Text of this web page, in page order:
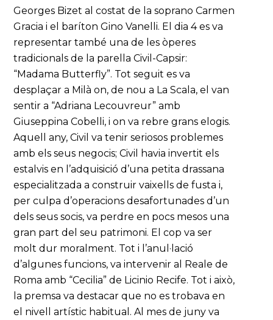
Georges Bizet al costat de la soprano Carmen
Gracia i el baríton Gino Vanelli. El dia 4 es va
representar també una de les òperes
tradicionals de la parella Civil-Capsir:
“Madama Butterfly”. Tot seguit es va
desplaçar a Milà on, de nou a La Scala, el van
sentir a “Adriana Lecouvreur” amb
Giuseppina Cobelli, i on va rebre grans elogis.
Aquell any, Civil va tenir seriosos problemes
amb els seus negocis; Civil havia invertit els
estalvis en l’adquisició d’una petita drassana
especialitzada a construir vaixells de fusta i,
per culpa d’operacions desafortunades d’un
dels seus socis, va perdre en pocs mesos una
gran part del seu patrimoni. El cop va ser
molt dur moralment. Tot i l’anul·lació
d’algunes funcions, va intervenir al Reale de
Roma amb “Cecilia” de Licinio Recife. Tot i això,
la premsa va destacar que no es trobava en
el nivell artístic habitual. Al mes de juny va